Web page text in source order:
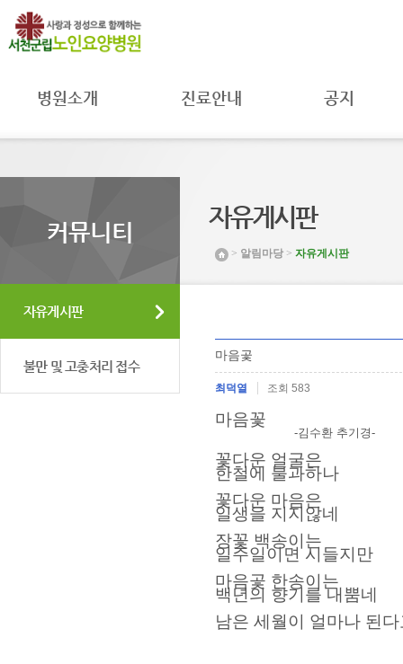
병원소개
조직도 및
연락처
진료안내
진료과
입원안내
프로그램안내
공지
공지사항
취약환자
채용공고
커뮤니티
자유게시판
불만 및 고충처리 접수
자유게시판
> 알림마당 > 자유게시판
마음곷
최덕열 조회 583
마음꽃
-김수환 추기경-
꽃다운 얼굴은
한철에 불과하나
꽃다운 마음은
일생을 지지않네
장꽃 백송이는
일주일이면 시들지만
마음곷 한송이는
백년의 향기를 내뿜네
남은 세월이 얼마나 된다